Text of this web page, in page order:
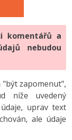
komentářů a
nebudou
zapomenut",
níže uvedený
uprav text
ale údaje